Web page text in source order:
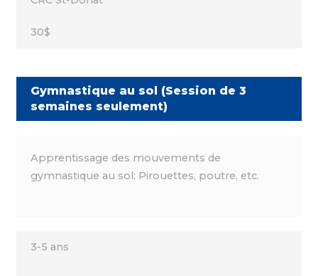
30$
Gymnastique au sol (Session de 3
semaines seulement)
Apprentissage des mouvements de
gymnastique au sol: Pirouettes, poutre, etc.
3-5 ans